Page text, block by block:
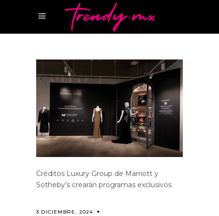
Créditos Luxury Group de Marriott y
Sotheby’s crearán programas exclusivos
3 DICIEMBRE, 2024